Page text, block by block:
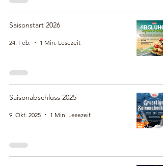
Saisonstart 2026
24. Feb. 1 Min. Lesezeit
Saisonabschluss 2025
9. Okt. 2025 1 Min. Lesezeit